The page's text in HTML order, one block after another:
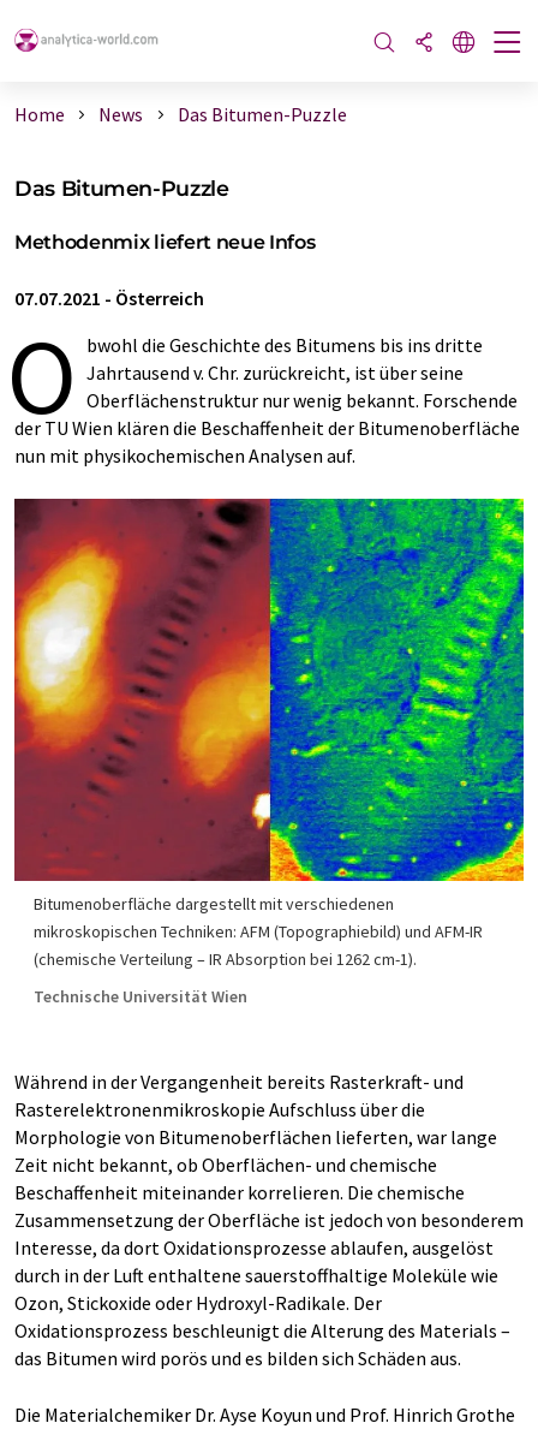
Home News Das Bitumen-Puzzle
Das Bitumen-Puzzle
Methodenmix liefert neue Infos
07.07.2021 - Österreich
O
bwohl die Geschichte des Bitumens bis ins dritte
Jahrtausend v. Chr. zurückreicht, ist über seine
Oberflächenstruktur nur wenig bekannt. Forschende
der TU Wien klären die Beschaffenheit der Bitumenoberfläche
nun mit physikochemischen Analysen auf.
Bitumenoberfläche dargestellt mit verschiedenen
mikroskopischen Techniken: AFM (Topographiebild) und AFM-IR
(chemische Verteilung – IR Absorption bei 1262 cm-1).
Technische Universität Wien
Während in der Vergangenheit bereits Rasterkraft- und
Rasterelektronenmikroskopie Aufschluss über die
Morphologie von Bitumenoberflächen lieferten, war lange
Zeit nicht bekannt, ob Oberflächen- und chemische
Beschaffenheit miteinander korrelieren. Die chemische
Zusammensetzung der Oberfläche ist jedoch von besonderem
Interesse, da dort Oxidationsprozesse ablaufen, ausgelöst
durch in der Luft enthaltene sauerstoffhaltige Moleküle wie
Ozon, Stickoxide oder Hydroxyl-Radikale. Der
Oxidationsprozess beschleunigt die Alterung des Materials –
das Bitumen wird porös und es bilden sich Schäden aus.
Die Materialchemiker Dr. Ayse Koyun und Prof. Hinrich Grothe